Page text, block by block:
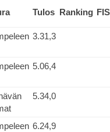
Tulos Ranking FIS
3.31,3
5.06,4
5.34,0
6.24,9